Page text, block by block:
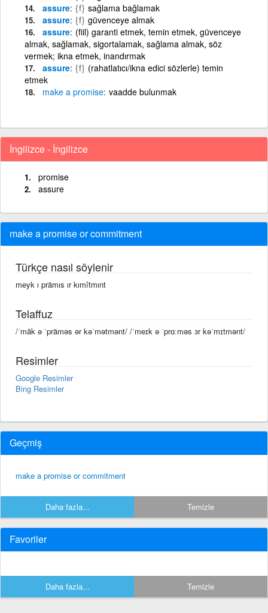
assure {f} sağlama bağlamak
assure {f} güvenceye almak
assure (fiil) garanti etmek, temin etmek, güvenceye
almak, sağlamak, sigortalamak, sağlama almak, söz
vermek; ikna etmek, inandırmak
assure {f} (rahatlatıcı/ikna edici sözlerle) temin
etmek
make a promise vaadde bulunmak
İngilizce - İngilizce
promise
assure
make a promise or commitment
Türkçe nasıl söylenir
meyk ı prämıs ır kımîtmınt
Telaffuz
/ˈmāk ə ˈpräməs ər kəˈmətmənt/ /ˈmeɪk ə ˈprɑːməs ɜr kəˈmɪtmənt/
Resimler
Google Resimler
Bing Resimler
Geçmiş
make a promise or commitment
Daha fazla... Temizle
Favoriler
Daha fazla... Temizle